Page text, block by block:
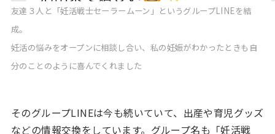
友達３人と「妊活戦士セーラームーン」というグループLINEを結
成。
妊活の悩みをオープンに相談し合い、私の妊娠がわかったときも自
分のことのように喜んでくれました
そのグループLINEは今も続いていて、出産や育児グッズ
などの情報交換をしています。グループ名も「妊活戦